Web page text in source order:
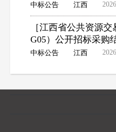
中标公告 江西
［江西省公共资源
G05）公开招标采购
中标公告 江西